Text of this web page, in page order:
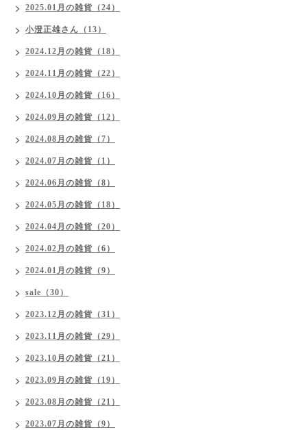
2025.01月の雑貨（24）
小澄正雄さん（13）
2024.12月の雑貨（18）
2024.11月の雑貨（22）
2024.10月の雑貨（16）
2024.09月の雑貨（12）
2024.08月の雑貨（7）
2024.07月の雑貨（1）
2024.06月の雑貨（8）
2024.05月の雑貨（18）
2024.04月の雑貨（20）
2024.02月の雑貨（6）
2024.01月の雑貨（9）
sale（30）
2023.12月の雑貨（31）
2023.11月の雑貨（29）
2023.10月の雑貨（21）
2023.09月の雑貨（19）
2023.08月の雑貨（21）
2023.07月の雑貨（9）